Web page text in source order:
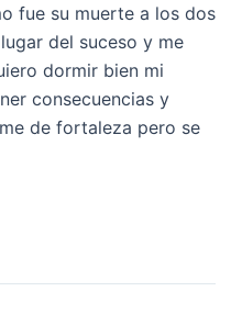
fue su muerte a los dos
del suceso y me
dormir bien mi
consecuencias y
de fortaleza pero se